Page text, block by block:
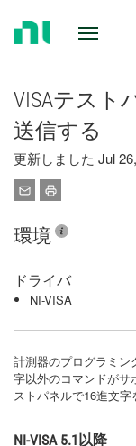
VISAテスト
送信する
更新しました Jul
環境
ドライバ
NI-VISA
計測器のプログラミン
字以外のコマンドが
ストパネルで16進文
NI-VISA 5.1以降